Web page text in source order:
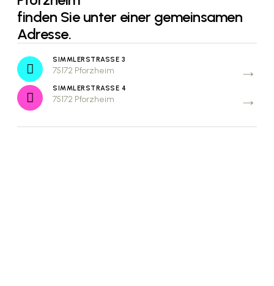
finden Sie unter einer gemeinsamen
Adresse.
SIMMLERSTRASSE 3
75172 Pforzheim
SIMMLERSTRASSE 4
75172 Pforzheim